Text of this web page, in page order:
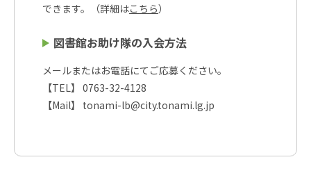
できます。（詳細はこちら）
図書館お助け隊の入会方法
メールまたはお電話にてご応募ください。
【TEL】 0763-32-4128
【Mail】 tonami-lb@city.tonami.lg.jp